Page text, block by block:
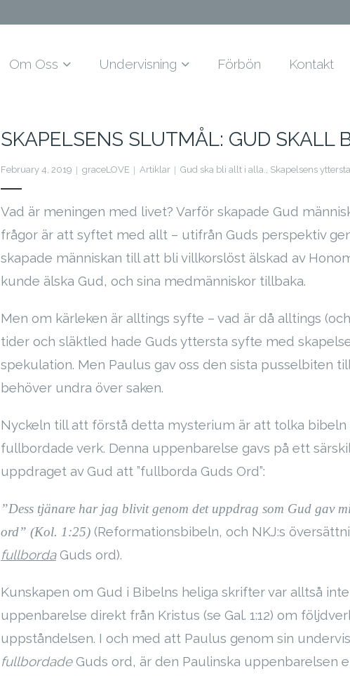
Om Oss Undervisning Förbön Kontakt
SKAPELSENS SLUTMÅL: GUD SKALL
February 4, 2019 graceLOVE Artiklar Gud ska bli allt i alla., Skapelsens
Vad är meningen med livet? Varför skapade Gud
frågor är att syftet med allt – utifrån Guds perspektiv
skapade människan till att bli villkorslöst älskad av
kunde älska Gud, och sina medmänniskor tillbaka.
Men om kärleken är alltings syfte – vad är då alltings
tider och släktled hade Guds yttersta syfte med
spekulation. Men Paulus gav oss den sista pusselbiten
behöver undra över saken.
Nyckeln till att förstå detta mysterium är att tolka
fullbordade verk. Denna uppenbarelse gavs på ett
uppdraget av Gud att ”fullborda Guds Ord”:
”Dess tjänare har jag blivit genom det uppdrag som Gud gav
ord” (Kol. 1:25) (Reformationsbibeln, och NKJ:s
fullbordaGuds ord).
Kunskapen om Gud i Bibelns heliga skrifter var alltså
uppenbarelse direkt från Kristus (se Gal. 1:12) om
uppståndelsen. I och med att Paulus genom sin
fullbordadeGuds ord, är den Paulinska uppenbarelsen